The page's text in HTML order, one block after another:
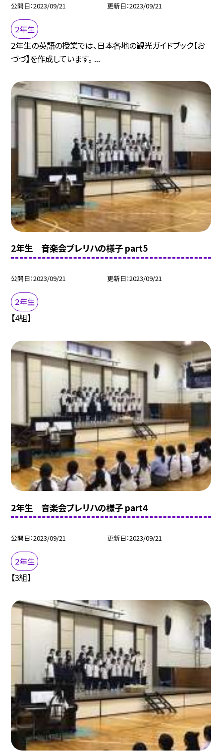
公開日 2023/09/21 更新日 2023/09/21
２年生
2年生の英語の授業では、日本各地の観光ガイドブック【お
づづ】を作成しています。 ...
2年生 音楽会プレリハの様子 part5
公開日 2023/09/21 更新日 2023/09/21
２年生
【4組】
2年生 音楽会プレリハの様子 part4
公開日 2023/09/21 更新日 2023/09/21
２年生
【3組】